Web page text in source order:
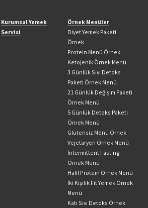
Kurumsal Yemek
Servisi
Örnek Menüler
Diyet Yemek Paketi
Örnek
Protein Menü Örnek
Ketojenik Örnek Menü
3 Günlük Sıvı Detoks
Paketi Örnek Menü
21 Günlük Değişim Paketi
Örnek Menü
5 Günlük Detoks Paketi
Örnek Menü
Glutensiz Menü Örnek
Vejetaryen Örnek Menü
İntermittent Fasting
Örnek Menü
Hafif Protein Örnek Menü
İki Kişilik Fit Yemek Örnek
Menü
Katı Sıvı Detoks Örnek